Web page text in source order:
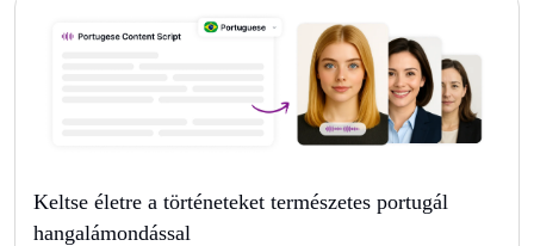
Keltse életre a történeteket természetes portugál
hangalámondással